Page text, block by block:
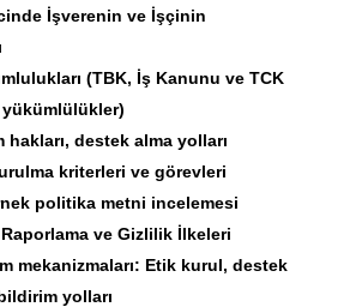
İşverenin ve İşçinin
(TBK, İş Kanunu ve TCK
yükümlülükler)
destek alma yolları
kriterleri ve görevleri
politika metni incelemesi
ve Gizlilik İlkeleri
mekanizmaları: Etik kurul, destek
yolları